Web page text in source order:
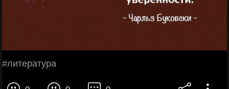
#литература